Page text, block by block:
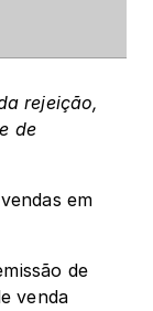
rejeição,
de
em
de
venda